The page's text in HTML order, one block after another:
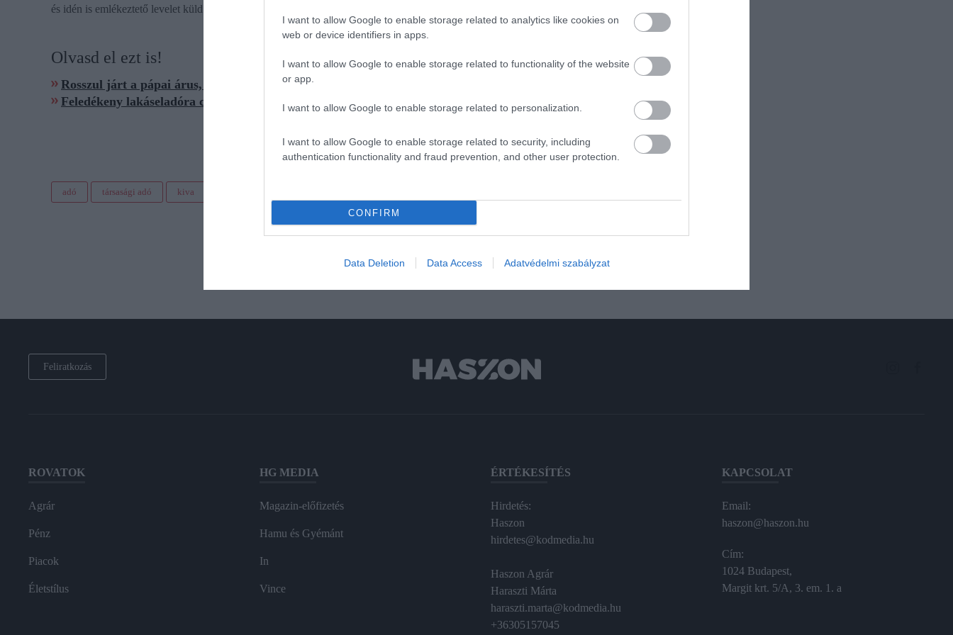
I want to allow Google to enable storage related to analytics like cookies on
web or device identifiers in apps.
I want to allow Google to enable storage related to functionality of the website
or app.
I want to allow Google to enable storage related to personalization.
I want to allow Google to enable storage related to security, including
authentication functionality and fraud prevention, and other user protection.
CONFIRM
Data Deletion Data Access Adatvédelmi szabályzat
és idén is emlékeztető levelet küld a határidő lejárta előtt, hogy elkerüljék a komolyabb következményeket.
Olvasd el ezt is!
Rosszul járt a pápai árus, amikor hazakísérték a navosok
Feledékeny lakáseladóra csapott le a NAV
adó társasági adó kiva
Feliratkozás
ROVATOK
Agrár
Pénz
Piacok
Életstílus
HG MEDIA
Magazin-előfizetés
Hamu és Gyémánt
In
Vince
ÉRTÉKESÍTÉS
Hirdetés:
Haszon
hirdetes@kodmedia.hu
Haszon Agrár
Haraszti Márta
haraszti.marta@kodmedia.hu
+36305157045
KAPCSOLAT
Email:
haszon@haszon.hu
Cím:
1024 Budapest,
Margit krt. 5/A, 3. em. 1. a